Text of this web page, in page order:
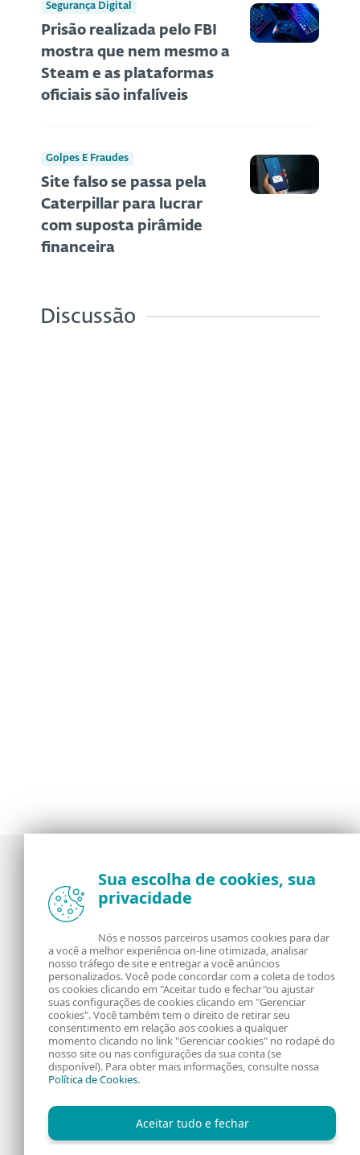
Segurança Digital
Prisão realizada pelo FBI
mostra que nem mesmo a
Steam e as plataformas
oficiais são infalíveis
Golpes E Fraudes
Site falso se passa pela
Caterpillar para lucrar
com suposta pirâmide
financeira
Discussão
Notícias, opiniões e análises da comunidade de
segurança da ESET
Sobre o WeLiveSecurity RSS Feed
Fale Conosco Endereço
Informação Legal Política de Cookies
Política de Privacidade
Sua escolha de cookies, sua
privacidade
Nós e nossos parceiros usamos cookies para dar
a você a melhor experiência on-line otimizada, analisar
nosso tráfego de site e entregar a você anúncios
personalizados. Você pode concordar com a coleta de todos
os cookies clicando em "Aceitar tudo e fechar"ou ajustar
suas configurações de cookies clicando em "Gerenciar
cookies". Você também tem o direito de retirar seu
consentimento em relação aos cookies a qualquer
momento clicando no link "Gerenciar cookies" no rodapé do
nosso site ou nas configurações da sua conta (se
disponível). Para obter mais informações, consulte nossa
Política de Cookies.
Aceitar tudo e fechar